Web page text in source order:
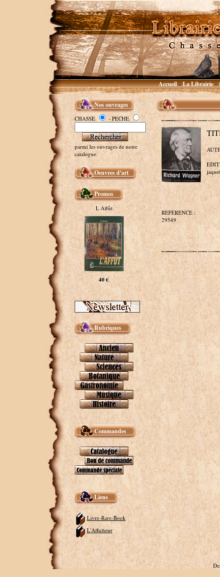
Accueil~La Librairie~
Nos ouvrages
CHASSE - PECHE
parmi les ouvrages de notre
catalogue.
Oeuvres d'art
Promos
L Affût
40 €
Rubriques
Commandes
Liens
Livre-Rare-Book
L'Afficheur
REFERENCE :
29549